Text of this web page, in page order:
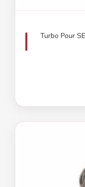
Turbo Pour